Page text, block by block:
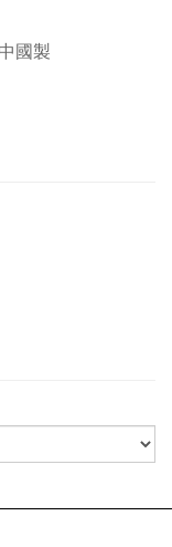
中國製